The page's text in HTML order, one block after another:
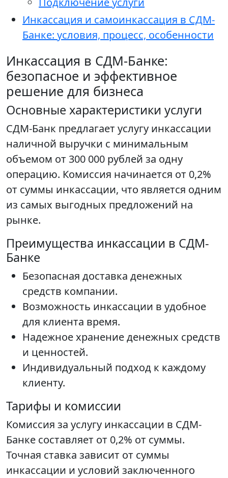
Инкассация и самоинкассация в СДМ-
Банке: условия, процесс, особенности
Инкассация в СДМ-Банке:
безопасное и эффективное
решение для бизнеса
Основные характеристики услуги
СДМ-Банк предлагает услугу инкассации
наличной выручки с минимальным
объемом от 300 000 рублей за одну
операцию. Комиссия начинается от 0,2%
от суммы инкассации, что является одним
из самых выгодных предложений на
рынке.
Преимущества инкассации в СДМ-
Банке
Безопасная доставка денежных
средств компании.
Возможность инкассации в удобное
для клиента время.
Надежное хранение денежных средств
и ценностей.
Индивидуальный подход к каждому
клиенту.
Тарифы и комиссии
Комиссия за услугу инкассации в СДМ-
Банке составляет от 0,2% от суммы.
Точная ставка зависит от суммы
инкассации и условий заключенного